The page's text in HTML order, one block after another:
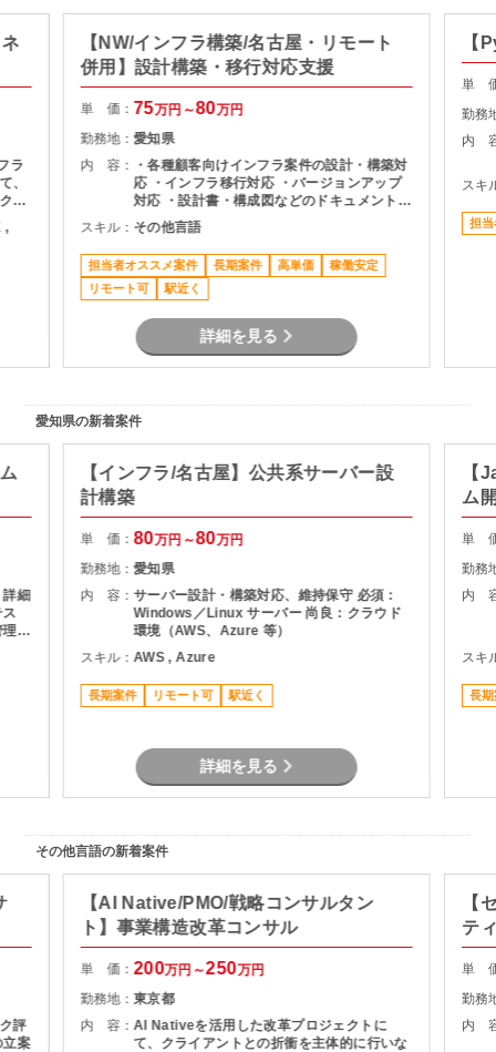
ラ
、
ト
断
,
【NW/インフラ構築/名古屋・リモート
併用】設計構築・移行対応支援
単 価： 75万円～80万円
勤務地：愛知県
内 容：
・各種顧客向けインフラ案件の設計・構築対
応 ・インフラ移行対応 ・バージョンアップ
対応 ・設計書・構成図などのドキュメント作
成 ・顧客環境に応じた各種インフラ構築支援
スキル： その他言語
担当者オススメ案件 長期案件 高単価
稼働安定
リモート可
駅近く
詳細を見る
【
単
勤務
内
スキ
担当
愛知県の新着案件
細
理
【インフラ/名古屋】公共系サーバー設
計構築
単 価：80万円～80万円
勤務地：愛知県
内 容：サーバー設計・構築対応、維持保守 必須：
Windows／Linux サーバー 尚良：クラウド
環境（AWS、Azure 等）
スキル：AWS , Azure
長期案件 リモート可 駅近く
詳細を見る
【
ム
単
勤務
内
スキ
長期
その他言語の新着案件
評
立案
【AI Native/PMO/戦略コンサルタン
ト】事業構造改革コンサル
単 価：200万円～250万円
勤務地：東京都
内 容：AI Nativeを活用した改革プロジェクトに
て、クライアントとの折衝を主体的に行いな
【
テ
単
勤務
内